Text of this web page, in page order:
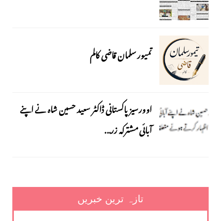
تمیور سلمان قاضی کالم
اوورسیز پاکستانی ڈاکٹر سعید حسین شاہ نے اپنے
آبائی مشترکہ زر...
تازہ ترین خبریں